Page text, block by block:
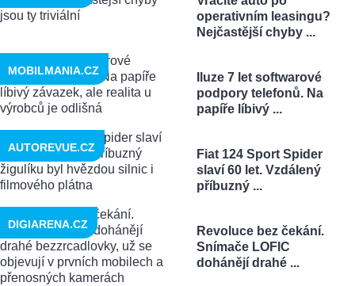
operativním leasingu?
Nejčastější chyby ...
Iluze 7 let softwarové
podpory telefonů. Na
papíře líbivý ...
MOBILMANIA.CZ
Fiat 124 Sport Spider
slaví 60 let. Vzdálený
příbuzný ...
AUTOREVUE.CZ
Revoluce bez čekání.
Snímače LOFIC
dohánějí drahé ...
DIGIARENA.CZ